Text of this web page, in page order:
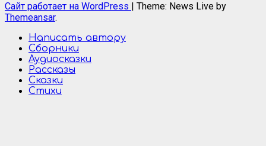
Сайт работает на WordPress
Theme: News Live by
Themeansar.
Написать автору
Сборники
Аудиосказки
Рассказы
Сказки
Стихи